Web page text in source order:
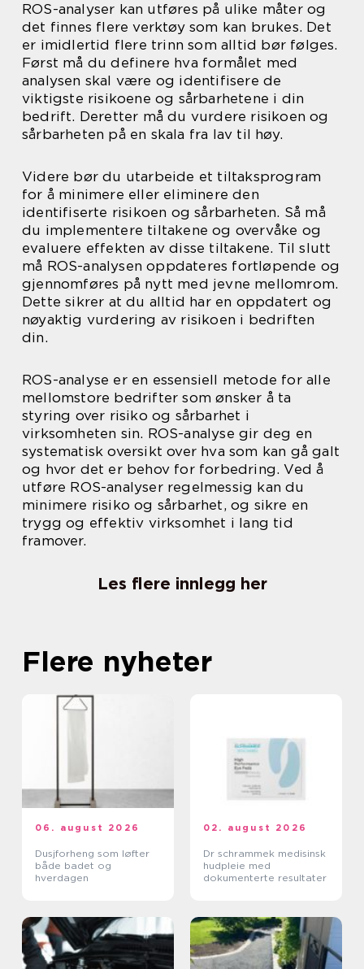
ROS-analyser kan utføres på ulike måter og
det finnes flere verktøy som kan brukes. Det
er imidlertid flere trinn som alltid bør følges.
Først må du definere hva formålet med
analysen skal være og identifisere de
viktigste risikoene og sårbarhetene i din
bedrift. Deretter må du vurdere risikoen og
sårbarheten på en skala fra lav til høy.
Videre bør du utarbeide et tiltaksprogram
for å minimere eller eliminere den
identifiserte risikoen og sårbarheten. Så må
du implementere tiltakene og overvåke og
evaluere effekten av disse tiltakene. Til slutt
må ROS-analysen oppdateres fortløpende og
gjennomføres på nytt med jevne mellomrom.
Dette sikrer at du alltid har en oppdatert og
nøyaktig vurdering av risikoen i bedriften
din.
ROS-analyse er en essensiell metode for alle
mellomstore bedrifter som ønsker å ta
styring over risiko og sårbarhet i
virksomheten sin. ROS-analyse gir deg en
systematisk oversikt over hva som kan gå galt
og hvor det er behov for forbedring. Ved å
utføre ROS-analyser regelmessig kan du
minimere risiko og sårbarhet, og sikre en
trygg og effektiv virksomhet i lang tid
framover.
Les flere innlegg her
Flere nyheter
06. august 2026
Dusjforheng som løfter
både badet og
hverdagen
02. august 2026
Dr schrammek medisinsk
hudpleie med
dokumenterte resultater